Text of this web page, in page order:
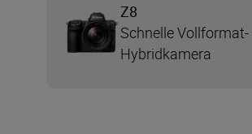
Z8
Schnelle Vollformat-
Hybridkamera